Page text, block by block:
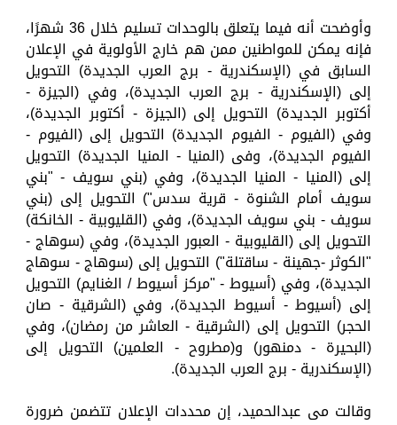
وأوضحت أنه فيما يتعلق بالوحدات تسليم خلال 36 شهرًا،
فإنه يمكن للمواطنين ممن هم خارج الأولوية في الإعلان
السابق في (الإسكندرية - برج العرب الجديدة) التحويل
إلى (الإسكندرية - برج العرب الجديدة)، وفي (الجيزة -
أكتوبر الجديدة) التحويل إلى (الجيزة - أكتوبر الجديدة)،
وفي (الفيوم - الفيوم الجديدة) التحويل إلى (الفيوم -
الفيوم الجديدة)، وفى (المنيا - المنيا الجديدة) التحويل
إلى (المنيا - المنيا الجديدة)، وفي (بني سويف - "بني
سويف أمام الشنوة - قرية سدس") التحويل إلى (بني
سويف - بني سويف الجديدة)، وفي (القليوبية - الخانكة)
التحويل إلى (القليوبية - العبور الجديدة)، وفي (سوهاج -
"الكوثر -جهينة - ساقتلة") التحويل إلى (سوهاج - سوهاج
الجديدة)، وفي (أسيوط - "مركز أسيوط / الغنايم) التحويل
إلى (أسيوط - أسيوط الجديدة)، وفي (الشرقية - صان
الحجر) التحويل إلى (الشرقية - العاشر من رمضان)، وفي
(البحيرة - دمنهور) و(مطروح - العلمين) التحويل إلى
(الإسكندرية - برج العرب الجديدة).
وقالت مى عبدالحميد، إن محددات الإعلان تتضمن ضرورة